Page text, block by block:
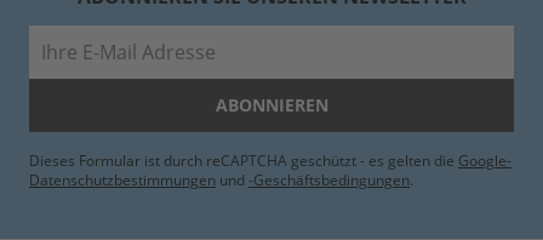
ABONNIEREN
Dieses Formular ist durch reCAPTCHA geschützt - es gelten die Google-
Datenschutzbestimmungen und -Geschäftsbedingungen.